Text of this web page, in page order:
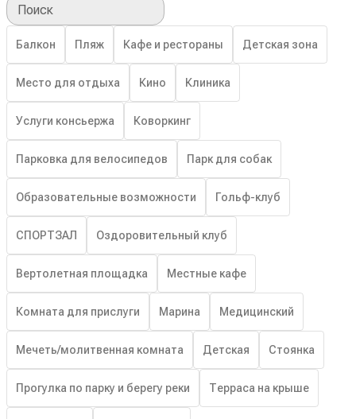
Поиск
Балкон Пляж Кафе и рестораны Детская зона
Место для отдыха Кино Клиника
Услуги консьержа Коворкинг
Парковка для велосипедов Парк для собак
Образовательные возможности Гольф-клуб
СПОРТЗАЛ Оздоровительный клуб
Вертолетная площадка Местные кафе
Комната для прислуги Марина Медицинский
Мечеть/молитвенная комната Детская Стоянка
Прогулка по парку и берегу реки Терраса на крыше